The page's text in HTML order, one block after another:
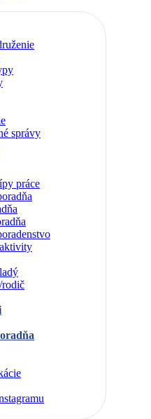
správy
práce
rodič